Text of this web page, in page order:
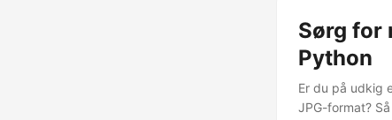
Sørg for
Python
Er du på udkig
JPG-format?